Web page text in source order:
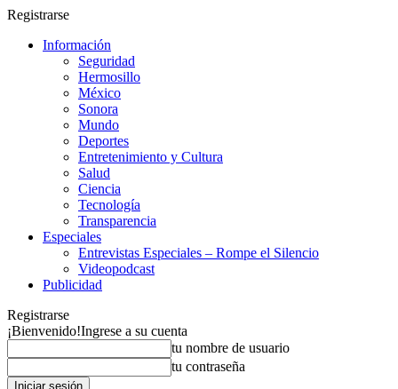
Registrarse
Información
Seguridad
Hermosillo
México
Sonora
Mundo
Deportes
Entretenimiento y Cultura
Salud
Ciencia
Tecnología
Transparencia
Especiales
Entrevistas Especiales – Rompe el Silencio
Videopodcast
Publicidad
Registrarse
¡Bienvenido!Ingrese a su cuenta
tu nombre de usuario
tu contraseña